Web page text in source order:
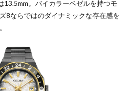
13.5mm。バイカラーベゼルを持つモ
8ならではのダイナミックな存在感を